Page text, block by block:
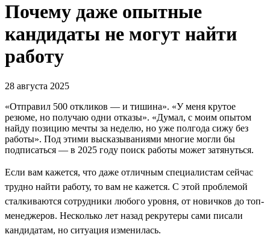
Почему даже опытные
кандидаты не могут найти
работу
28 августа 2025
«Отправил 500 откликов ― и тишина». «У меня крутое
резюме, но получаю одни отказы». «Думал, с моим опытом
найду позицию мечты за неделю, но уже полгода сижу без
работы». Под этими высказываниями многие могли бы
подписаться ― в 2025 году поиск работы может затянуться.
Если вам кажется, что даже отличным специалистам сейчас
трудно найти работу, то вам не кажется. C этой проблемой
сталкиваются сотрудники любого уровня, от новичков до топ-
менеджеров. Несколько лет назад рекрутеры сами писали
кандидатам, но ситуация изменилась.